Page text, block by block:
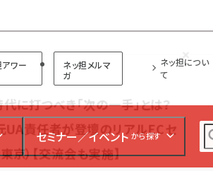
アワー
ネッ担メルマ
ガ
ネッ担につい
て
セミナー／イベント から探す
に打つべき「次の一手」とは？
UA責任者が登壇のリアルECセ
京）【交流会も実施】